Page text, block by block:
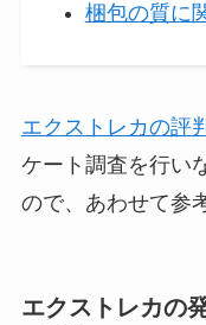
梱包の質に
エクストレカの評
ケート調査を行い
ので、あわせて参
エクストレカの